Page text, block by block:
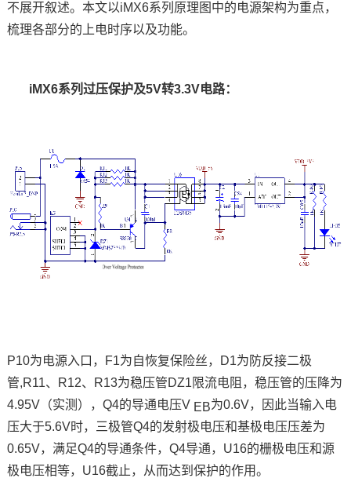
技术论坛
不展开叙述。本文以iMX6系列 原理图中的电源架构为重点，
梳理各部分的上电时序以及功能。
iMX6系列 过压保护及5V转3.3V电路：
P10为电源入口， F1为自恢复保险丝， D1为防反接二极
管,R11、 R12、 R13为稳压管DZ1 限流电阻，稳压管的压降为
4.95V（实测）， Q4的导通电压V EB为0.6V，因此当输入电
压大于5.6V时，三极管Q4的发射极电压和基极电压压差为
0.65V，满足Q4的导通条件， Q4导通， U16的栅极电压和源
极电压相等， U16截止，从而达到保护的作用。